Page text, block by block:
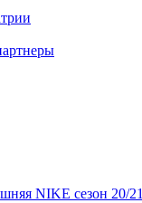
NIKE сезон 20/21